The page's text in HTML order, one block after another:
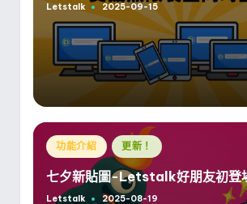
Posted
by
Letstalk 2025-09-15
Posted
in
功能介紹 更新！
七夕新貼圖-Letstalk好朋友初登
Letstalk 2025-08-19